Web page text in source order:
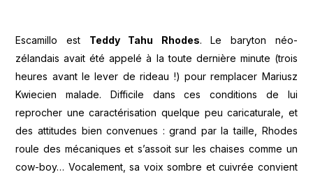
Escamillo est Teddy Tahu Rhodes. Le baryton néo-
zélandais avait été appelé à la toute dernière minute (trois
heures avant le lever de rideau !) pour remplacer Mariusz
Kwiecien malade. Difficile dans ces conditions de lui
reprocher une caractérisation quelque peu caricaturale, et
des attitudes bien convenues : grand par la taille, Rhodes
roule des mécaniques et s’assoit sur les chaises comme un
cow-boy… Vocalement, sa voix sombre et cuivrée convient